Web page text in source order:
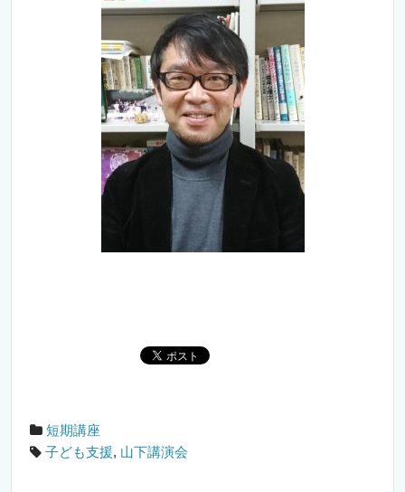
短期講座
子ども支援, 山下講演会